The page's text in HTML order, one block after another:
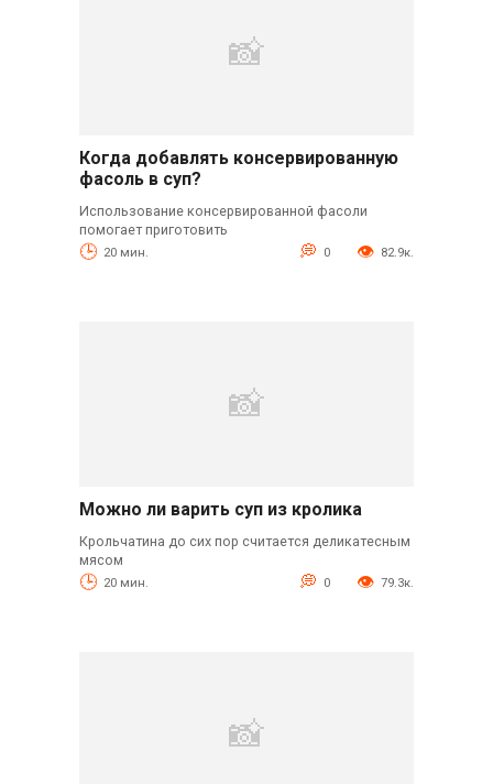
Когда добавлять консервированную
фасоль в суп?
Использование консервированной фасоли
помогает приготовить
20 мин. 0 82.9к.
Можно ли варить суп из кролика
Крольчатина до сих пор считается деликатесным
мясом
20 мин. 0 79.3к.